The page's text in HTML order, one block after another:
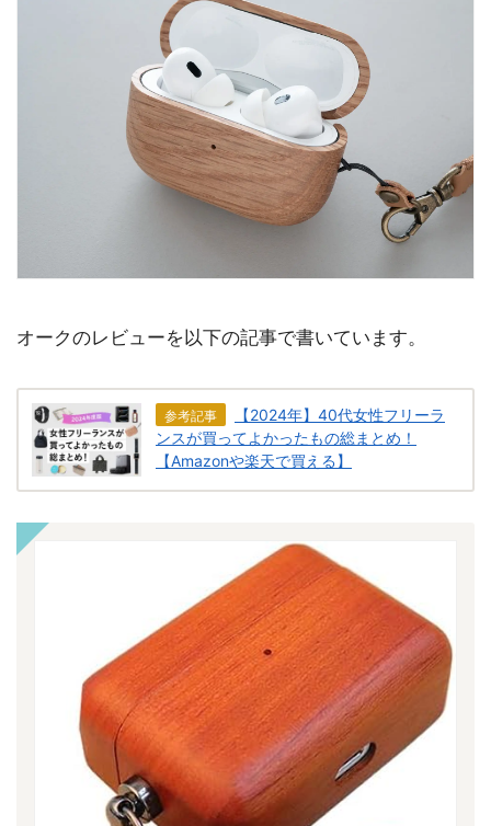
オークのレビューを以下の記事で書いています。
参考記事
【2024年】40代女性フリーラ
ンスが買ってよかったもの総まとめ！
【Amazonや楽天で買える】